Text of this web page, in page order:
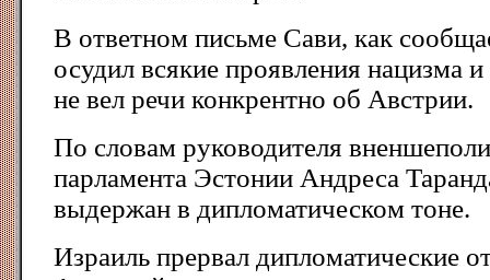
В ответном письме Сави, как
осудил всякие проявления нацизма
не вел речи конкрентно об Австрии.
По словам руководителя
парламента Эстонии Андреса
выдержан в дипломатическом тоне.
Израиль прервал дипломатические